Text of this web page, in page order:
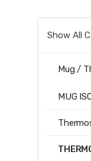
Show All
Mug /
MUG